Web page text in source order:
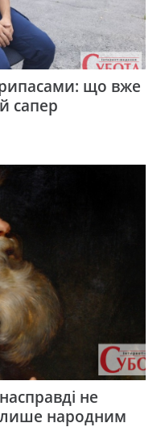
що вже
сапер
не
народним